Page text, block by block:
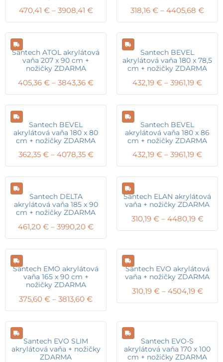
470,41 € – 3908,41 €Price
range:
470,41 €
through
3908,41 €
318,16 € – 4405,68 €
Santech ATOL akrylátová
vaňa 207 x 90 cm +
nožičky ZDARMA
405,36 € – 3843,36 €
range:
405,36 €
through
3843,36 €
Santech BEVEL
akrylátová vaňa 180 x 78,5
cm + nožičky ZDARMA
432,19 € – 3961,19 €
Santech BEVEL
akrylátová vaňa 180 x 80
cm + nožičky ZDARMA
362,35 € – 4078,35 €Price
range:
362,35 €
through
4078,35 €
Santech BEVEL
akrylátová vaňa 180 x 86
cm + nožičky ZDARMA
432,19 € – 3961,19 €
Santech DELTA
akrylátová vaňa 185 x 90
cm + nožičky ZDARMA
461,20 € – 3990,20 €
range:
461,20 €
through
3990,20 €
Santech ELAN akrylátová
vaňa + nožičky ZDARMA
310,19 € – 4480,19 €Price
Santech EMO akrylátová
vaňa 165 x 90 cm +
nožičky ZDARMA
375,60 € – 3813,60 €
range:
375,60 €
through
3813,60 €
Santech EVO akrylátová
vaňa + nožičky ZDARMA
310,19 € – 4504,19 €Price
Santech EVO SLIM
akrylátová vaňa + nožičky
ZDARMA
Santech EVO-S
akrylátová vaňa 170 x 100
cm + nožičky ZDARMA